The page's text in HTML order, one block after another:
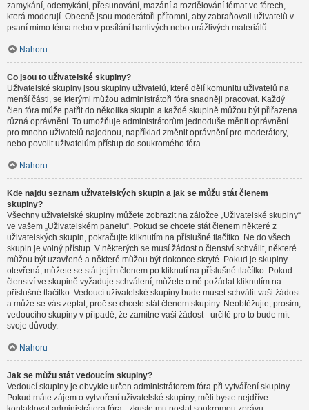
zamykání, odemykání, přesunování, mazání a rozdělování témat ve fórech,
která moderují. Obecně jsou moderátoři přítomni, aby zabraňovali uživatelů v
psaní mimo téma nebo v posílání hanlivých nebo urážlivých materiálů.
Nahoru
Co jsou to uživatelské skupiny?
Uživatelské skupiny jsou skupiny uživatelů, které dělí komunitu uživatelů na
menší části, se kterými můžou administrátoři fóra snadněji pracovat. Každý
člen fóra může patřit do několika skupin a každé skupině můžou být přiřazena
různá oprávnění. To umožňuje administrátorům jednoduše měnit oprávnění
pro mnoho uživatelů najednou, například změnit oprávnění pro moderátory,
nebo povolit uživatelům přístup do soukromého fóra.
Nahoru
Kde najdu seznam uživatelských skupin a jak se můžu stát členem
skupiny?
Všechny uživatelské skupiny můžete zobrazit na záložce „Uživatelské skupiny“
ve vašem „Uživatelském panelu“. Pokud se chcete stát členem některé z
uživatelských skupin, pokračujte kliknutím na příslušné tlačítko. Ne do všech
skupin je volný přístup. V některých se musí žádost o členství schválit, některé
můžou být uzavřené a některé můžou být dokonce skryté. Pokud je skupiny
otevřená, můžete se stát jejím členem po kliknutí na příslušné tlačítko. Pokud
členství ve skupině vyžaduje schválení, můžete o ně požádat kliknutím na
příslušné tlačítko. Vedoucí uživatelské skupiny bude muset schválit vaši žádost
a může se vás zeptat, proč se chcete stát členem skupiny. Neobtěžujte, prosím,
vedoucího skupiny v případě, že zamítne vaši žádost - určitě pro to bude mít
svoje důvody.
Nahoru
Jak se můžu stát vedoucím skupiny?
Vedoucí skupiny je obvykle určen administrátorem fóra při vytváření skupiny.
Pokud máte zájem o vytvoření uživatelské skupiny, měli byste nejdříve